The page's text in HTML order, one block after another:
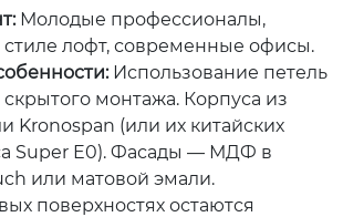
Молодые профессионалы,
стиле лофт, современные офисы.
Использование петель
монтажа. Корпуса из
Kronospan (или их китайских
Super E0). Фасады — МДФ в
или матовой эмали.
поверхностях остаются